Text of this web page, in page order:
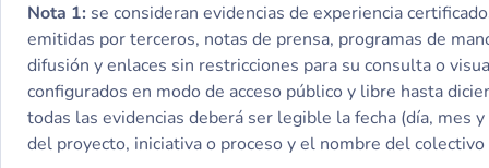
Nota 1: se consideran evidencias de experiencia
emitidas por terceros, notas de prensa, programas de
difusión y enlaces sin restricciones para su consulta o
configurados en modo de acceso público y libre hasta
todas las evidencias deberá ser legible la fecha (día, mes
del proyecto, iniciativa o proceso y el nombre del colectivo